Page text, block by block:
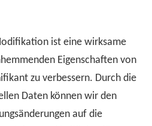
ist eine wirksame
Eigenschaften von
zu verbessern. Durch die
Daten können wir den
auf die